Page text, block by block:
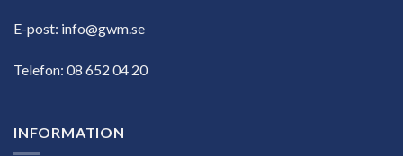
E-post: info@gwm.se
Telefon: 08 652 04 20
INFORMATION